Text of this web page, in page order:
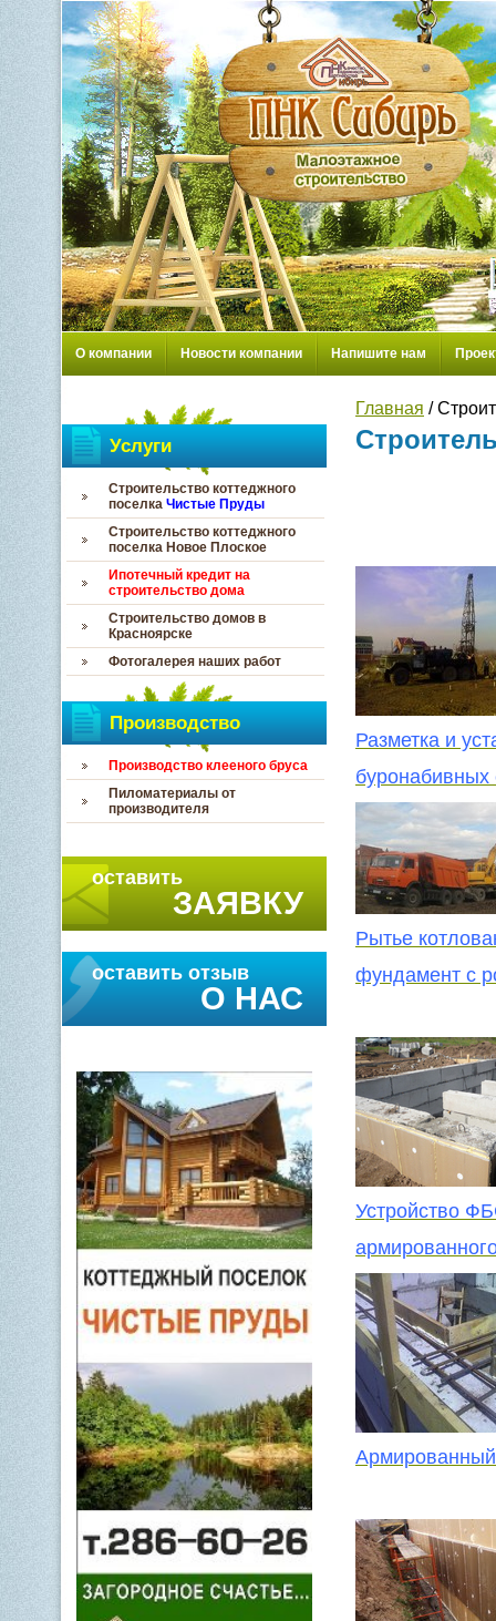
О компании Новости компании Напишите нам
Услуги
Строительство коттеджного
поселка Чистые Пруды
Строительство коттеджного
поселка Новое Плоское
Ипотечный кредит на
строительство дома
Строительство домов в
Красноярске
Фотогалерея наших работ
Производство
Производство клееного бруса
Пиломатериалы от
производителя
оставить
ЗАЯВКУ
оставить отзыв
О НАС
Главная /
Разметка и
буронабивных
Рытье
фундамент с
Устройство